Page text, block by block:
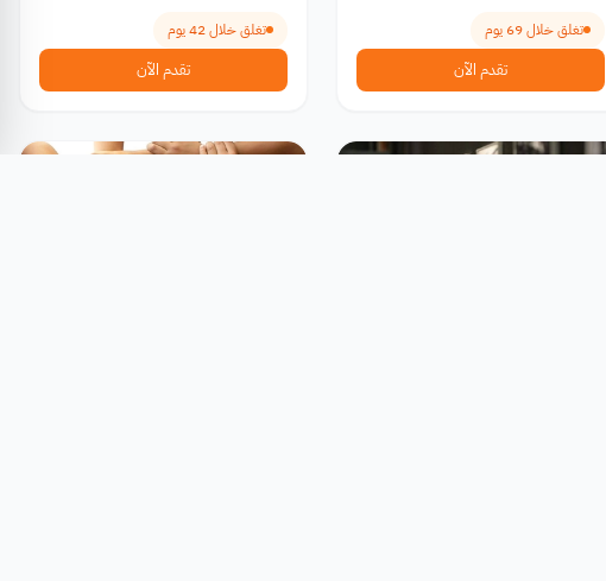
تغلق خلال 69 يوم
تقدم الآن
تغلق خلال 42 يوم
تقدم الآن